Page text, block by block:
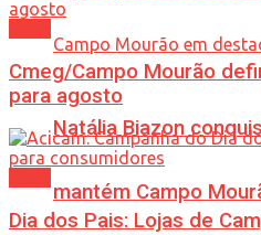
Natália Biazon
mantém Campo
Cmeg/Campo Mourão
para agosto
Dia dos Pais: Lojas de